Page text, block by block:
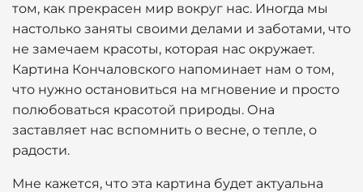
том, как прекрасен мир вокруг нас. Иногда мы
настолько заняты своими делами и заботами, что
не замечаем красоты, которая нас окружает.
Картина Кончаловского напоминает нам о том,
что нужно остановиться на мгновение и просто
полюбоваться красотой природы. Она
заставляет нас вспомнить о весне, о тепле, о
радости.
Мне кажется, что эта картина будет актуальна